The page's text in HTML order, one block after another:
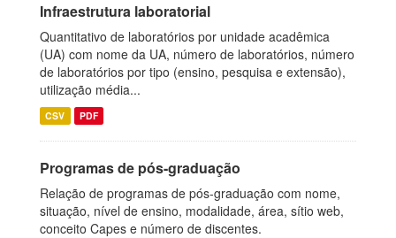
Infraestrutura laboratorial
Quantitativo de laboratórios por unidade acadêmica
(UA) com nome da UA, número de laboratórios, número
de laboratórios por tipo (ensino, pesquisa e extensão),
utilização média...
CSV PDF
Programas de pós-graduação
Relação de programas de pós-graduação com nome,
situação, nível de ensino, modalidade, área, sítio web,
conceito Capes e número de discentes.